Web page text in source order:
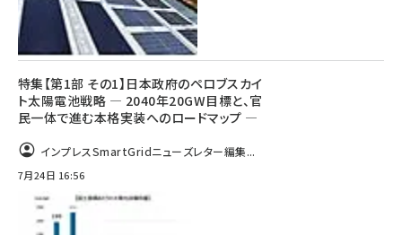
特集【第1部 その1】日本政府のペロブスカイ
ト太陽電池戦略 ― 2040年20GW目標と、官
民一体で進む本格実装へのロードマップ ―
インプレスSmartGridニューズレター編集...
7月24日 16:56